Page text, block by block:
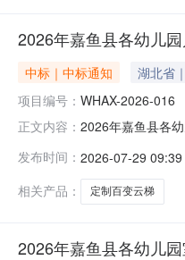
2026年嘉鱼县各幼儿
中标｜中标通知 湖北省
项目编号： WHAX-2026-016
正文内容： 2026年嘉鱼县各
94.80（分）四、
单：余翠
发布时间： 2026-07-29 09:39
相关产品：
定制百变云梯
2026年嘉鱼县各幼儿